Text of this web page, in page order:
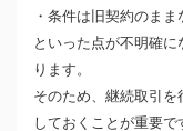
・条件は旧契約のまま
といった点が不明確
ります。
そのため、継続取引
しておくことが重要で